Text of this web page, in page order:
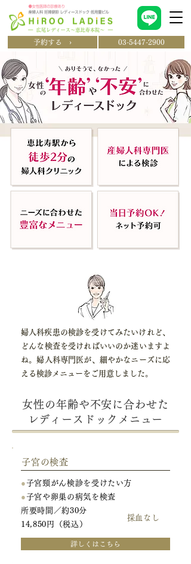
予約する › 03-5447-2900
​婦人科疾患の検診を受けてみたいけれど、
どんな検査を受ければいいのか迷いますよ
ね。婦人科専門医が、細やかなニーズに応
える検診メニューをご用意しました。​
女性の年齢や不安に合わせた
レディースドックメニュー
子宮の検査
● 子宮頸がん検診を受けたい方
● 子宮や卵巣の病気を検査
所要時間／約30分
14,850円（税込）
採血なし
詳しくはこちら